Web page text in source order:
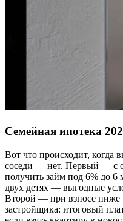
Семейная ипотека
Вот что происходит, когда
соседи — нет. Первый — с
получить займ под 6% до
двух детях — выгодные
Второй — при взносе ниже
застройщика: итоговый